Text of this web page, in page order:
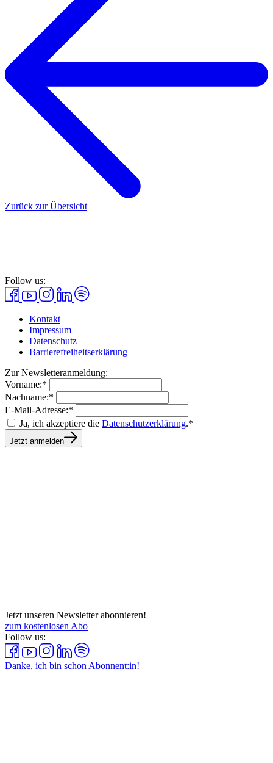
Zurück zur Übersicht
Follow us:
Kontakt
Impressum
Datenschutz
Barrierefreiheitserklärung
Zur Newsletteranmeldung:
Vorname:*
Nachname:*
E-Mail-Adresse:*
Ja, ich akzeptiere die Datenschutzerklärung.*
Jetzt anmelden
Jetzt unseren Newsletter abonnieren!
zum kostenlosen Abo
Follow us:
Danke, ich bin schon Abonnent:in!